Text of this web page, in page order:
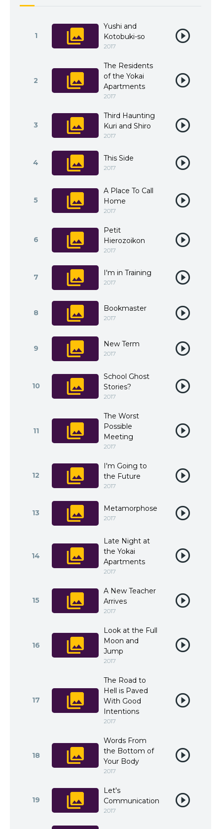
1
Yushi and
Kotobuki-so
2017
2
The Residents
of the Yokai
Apartments
2017
3
Third Haunting
Kuri and Shiro
2017
4 This Side
2017
5
A Place To Call
Home
2017
6
Petit
Hierozoikon
2017
7 I'm in Training
2017
8 Bookmaster
2017
9 New Term
2017
10
School Ghost
Stories?
2017
11
The Worst
Possible
Meeting
2017
12
I'm Going to
the Future
2017
13 Metamorphose
2017
14
Late Night at
the Yokai
Apartments
2017
15
A New Teacher
Arrives
2017
16
Look at the Full
Moon and
Jump
2017
17
The Road to
Hell is Paved
With Good
Intentions
2017
18
Words From
the Bottom of
Your Body
2017
19
Let's
Communication
2017